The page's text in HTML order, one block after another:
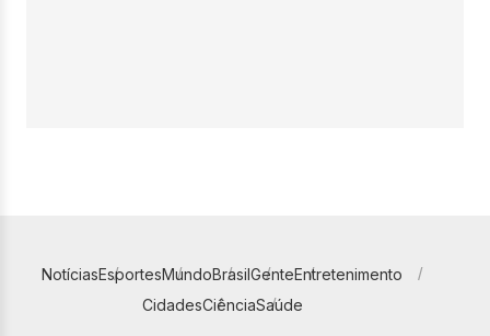
NotíciasEsportesMundoBrasilGenteEntretenimento
CidadesCiênciaSaúde